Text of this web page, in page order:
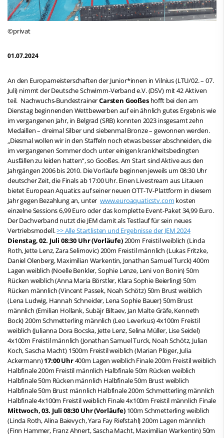
©privat
01.07.2024
An den Europameisterschaften der Junior*innen in Vilnius (LTU/02. – 07.
Juli) nimmt der Deutsche Schwimm-Verband e.V. (DSV) mit 42 Aktiven
teil. Nachwuchs-BundestrainerCarsten Gooßeshofft bei den am
Dienstag beginnenden Wettbewerben auf ein ähnlich gutes Ergebnis wie
im vergangenen Jahr, in Belgrad (SRB) konnten 2023 insgesamt zehn
Medaillen – dreimal Silber und siebenmal Bronze – gewonnen werden.
„Diesmal wollen wir in den Staffeln noch etwas besser abschneiden, die
im vergangenen Sommer doch unter einigen krankheitsbedingten
Ausfällen zu leiden hatten“, so Gooßes. Am Start sind Aktive aus den
Jahrgängen 2006 bis 2010. Die Vorläufe beginnen jeweils um 08:30 Uhr
deutscher Zeit, die Finals ab 17:00 Uhr. Einen Livestream aus Litauen
bietet European Aquatics auf seiner neuen OTT-TV-Plattform in diesem
Jahr gegen Bezahlung an, unter www.euroaquaticstv.com kosten
einzelne Sessions 6,99 Euro oder das komplette Event-Paket 34,99 Euro.
Der Dachverband nutzt die JEM damit als Testlauf für sein neues
Vertriebsmodell.>> Alle Startlisten und Ergebnisse der JEM 2024
Dienstag, 02. Juli 08:30 Uhr (Vorläufe)200m Freistil weiblich (Linda
Roth, Jette Lenz, Zara Selimovic) 200m Freistil männlich (Lukas Fritzke,
Daniel Olenberg, Maximilian Warkentin, Jonathan Samuel Turck) 400m
Lagen weiblich (Noelle Benkler, Sophie Lenze, Leni von Bonin) 50m
Rücken weiblich (Anna Maria Börstler, Klara Sophie Beierling) 50m
Rücken männlich (Vincent Passek, Noah Schötz) 50m Brust weiblich
(Lena Ludwig, Hannah Schneider, Lena Sophie Bauer) 50m Brust
männlich (Emilian Hollank, Subäjr Biltaev, Jan Malte Gräfe, Kenneth
Bock) 200m Schmetterling männlich (Leo Leverkus) 4x100m Freistil
weiblich (Julianna Dora Bocska, Jette Lenz, Selina Müller, Lise Seidel)
4x100m Freistil männlich (Jonathan Samuel Turck, Noah Schötz, Julian
Koch, Sascha Macht) 1500m Freistil weiblich (Marian Plöger, Julia
Ackermann)17:00 Uhr400m Lagen weiblich Finale 200m Freistil weiblich
Halbfinale 200m Freistil männlich Halbfinale 50m Rücken weiblich
Halbfinale 50m Rücken männlich Halbfinale 50m Brust weiblich
Halbfinale 50m Brust männlich Halbfinale 200m Schmetterling männlich
Halbfinale 4x100m Freistil weiblich Finale 4x100m Freistil männlich Finale
Mittwoch, 03. Juli 08:30 Uhr (Vorläufe)100m Schmetterling weiblich
(Linda Roth, Alina Baievych, Yara Fay Riefstahl) 200m Lagen männlich
(Finn Hammer, Franz Ahnert, Sascha Macht, Maximilian Warkentin) 50m